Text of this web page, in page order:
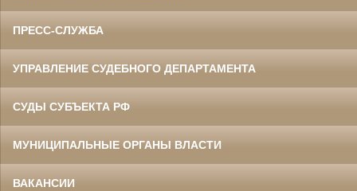
ПРЕСС-СЛУЖБА
УПРАВЛЕНИЕ СУДЕБНОГО ДЕПАРТАМЕНТА
СУДЫ СУБЪЕКТА РФ
МУНИЦИПАЛЬНЫЕ ОРГАНЫ ВЛАСТИ
ВАКАНСИИ